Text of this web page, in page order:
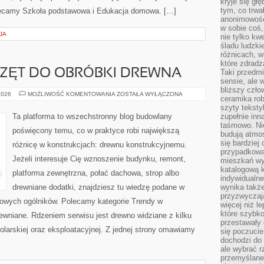
Szkoła podstawowa i Edukacja domowa. […]
DO OBRÓBKI DREWNA
MOŻLIWOŚĆ KOMENTOWANIA NARZĘDZIA
DO
OBRÓBKI
ZOSTAŁA WYŁĄCZONA
Ta platforma to wszechstronny blog budowlany
poświęcony temu, co w praktyce robi największą
różnicę w konstrukcjach: drewnu konstrukcyjnemu.
Jeżeli interesuje Cię wznoszenie budynku, remont,
platforma zewnętrzna, połać dachowa, strop albo
drewniane dodatki, znajdziesz tu wiedzę podane w
ogólników. Polecamy kategorie Trendy w
Rdzeniem serwisu jest drewno widziane z kilku
oraz eksploatacyjnej. Z jednej strony omawiamy
tym, co
w sobie
nie tylko
śladu
różnicach,
które
Taki
sensie, ale
bliższy
ceramika
szyty
zupełnie
taśmowo.
budują
się bardziej
mieszkań
katalogową
wynika
więcej niż
które
się
dochodzi
ale wybrać